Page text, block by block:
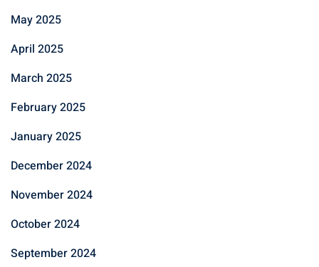
May 2025
April 2025
March 2025
February 2025
January 2025
December 2024
November 2024
October 2024
September 2024